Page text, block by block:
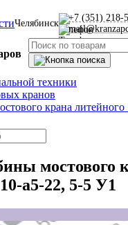
Челябинск
+7 (351) 218-
техники
кранов
крана литейного
мостового
а5-22, 5-5 У1